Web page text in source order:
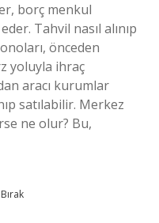
borç menkul
Tahvil nasıl alınıp
önceden
yoluyla ihraç
aracı kurumlar
satılabilir. Merkez
ne olur? Bu,